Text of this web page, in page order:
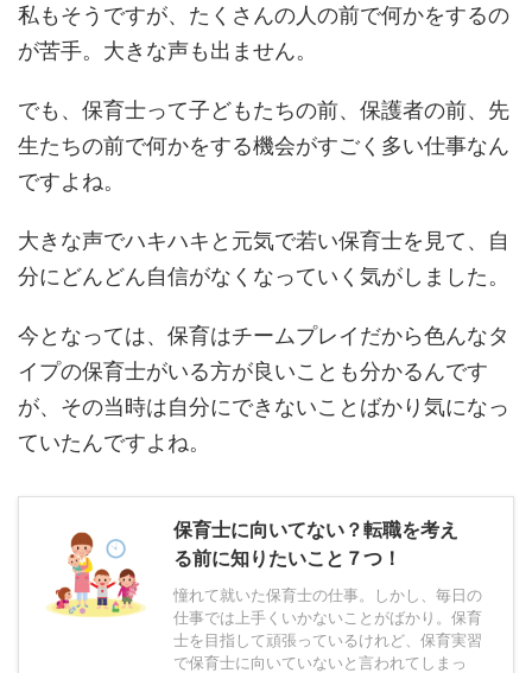
私もそうですが、たくさんの人の前で何かをするの
が苦手。大きな声も出ません。
でも、保育士って子どもたちの前、保護者の前、先
生たちの前で何かをする機会がすごく多い仕事なん
ですよね。
大きな声でハキハキと元気で若い保育士を見て、自
分にどんどん自信がなくなっていく気がしました。
今となっては、保育はチームプレイだから色んなタ
イプの保育士がいる方が良いことも分かるんです
が、その当時は自分にできないことばかり気になっ
ていたんですよね。
保育士に向いてない？転職を考え
る前に知りたいこと７つ！
憧れて就いた保育士の仕事。しかし、毎日の
仕事では上手くいかないことがばかり。保育
士を目指して頑張っているけれど、保育実習
で保育士に向いていないと言われてしまっ